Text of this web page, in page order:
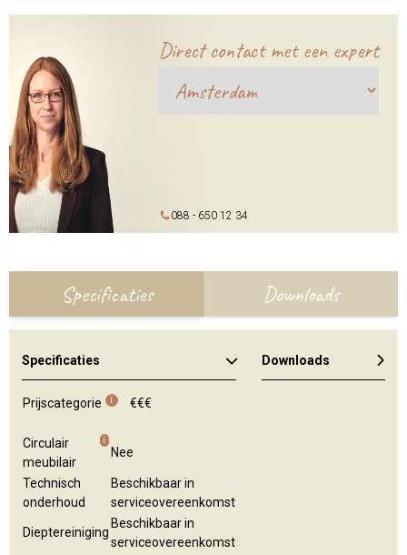
Direct contact met een expert
088 - 650 12 34
Specificaties Downloads
Specificaties
Prijscategorie i €€€
Circulair
meubilair
i
Nee
Technisch
onderhoud
Beschikbaar in
serviceovereenkomst
Dieptereiniging
Beschikbaar in
serviceovereenkomst
Downloads